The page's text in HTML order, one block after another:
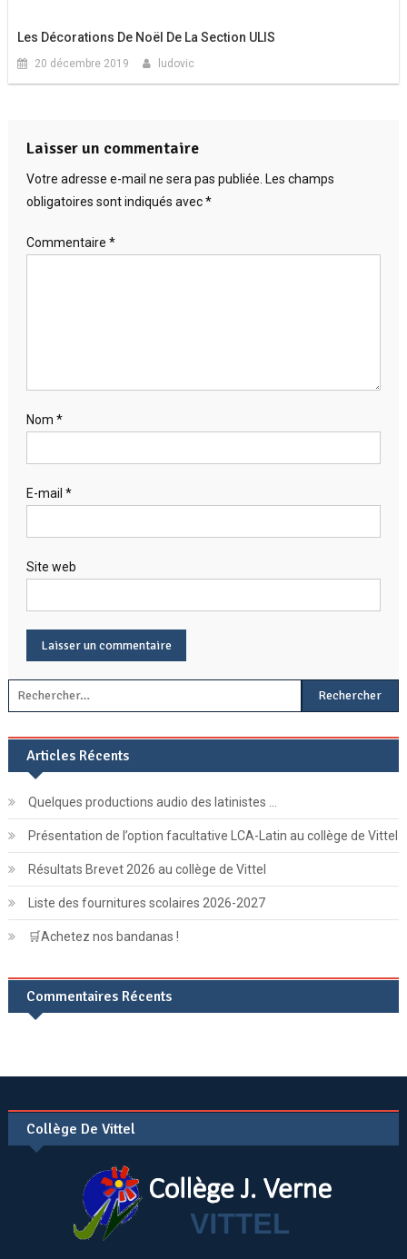
Les Décorations De Noël De La Section ULIS
20 décembre 2019 ludovic
Laisser un commentaire
Votre adresse e-mail ne sera pas publiée. Les champs
obligatoires sont indiqués avec*
Commentaire *
Nom *
E-mail *
Site web
Rechercher :
Articles Récents
Quelques productions audio des latinistes …
Présentation de l’option facultative LCA-Latin au collège de Vittel
Résultats Brevet 2026 au collège de Vittel
Liste des fournitures scolaires 2026-2027
🛒Achetez nos bandanas !
Commentaires Récents
Collège De Vittel